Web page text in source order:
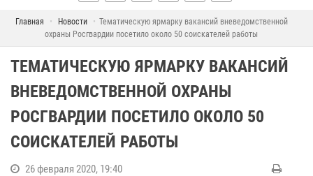
Главная Новости
Тематическую ярмарку вакансий вневедомственной
охраны Росгвардии посетило около 50 соискателей работы
ТЕМАТИЧЕСКУЮ ЯРМАРКУ ВАКАНСИЙ
ВНЕВЕДОМСТВЕННОЙ ОХРАНЫ
РОСГВАРДИИ ПОСЕТИЛО ОКОЛО 50
СОИСКАТЕЛЕЙ РАБОТЫ
26 февраля 2020, 19:40